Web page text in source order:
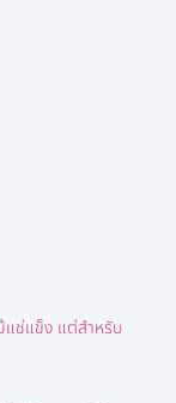
แช่แข็ง แต่สำหรับ